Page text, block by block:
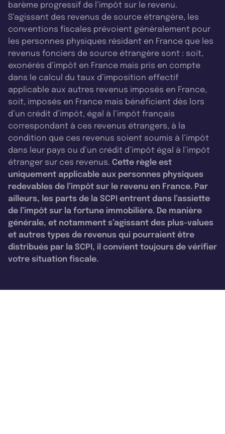
barème progressif de l’impôt sur le revenu.
S’agissant des revenus de source étrangère, les
conventions fiscales prévoient généralement pour
les personnes physiques résidant en France que les
revenus fonciers de source étrangère sont : soit,
exonérés d’impôt en France mais pris en compte
dans le calcul du taux d’imposition effectif
applicable aux autres revenus imposés en France,
soit, imposés en France mais bénéficient dès lors
d’un crédit d’impôt, égal à l’impôt français
correspondant à ces revenus étrangers, à la
condition que ces revenus soient soumis à l’impôt
dans leur pays ou d’un crédit d’impôt égal à l’impôt
étranger sur ces revenus. Cette règle est
uniquement applicable aux personnes physiques
redevables de l’impôt sur le revenu en France. Par
ailleurs, les parts de la SCPI entrent dans l’assiette
de l’impôt sur la fortune immobilière. De manière
générale, et notamment s’agissant des plus-values
et autres types de revenus qui pourraient être
distribués par la SCPI, il convient toujours de vérifier
votre situation fiscale.